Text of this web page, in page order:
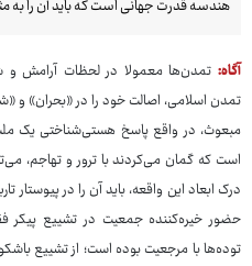
هندسه قدرت جهانی است که باید آن را به
آگاه: تمدن‌ها معمولا در لحظات آرامش و
تمدن اسلامی، اصالت خود را در «بحران» و
مبعوث، در واقع پاسخ هستی‌شناختی یک
است که گمان می‌کردند با ترور و تهاجم،
درک ابعاد این واقعه، باید آن را در پیوستار
حضور خیره‌کننده جمعیت در تشییع پیکر
توده‌ها با مرجعیت بوده است؛ از تشییع